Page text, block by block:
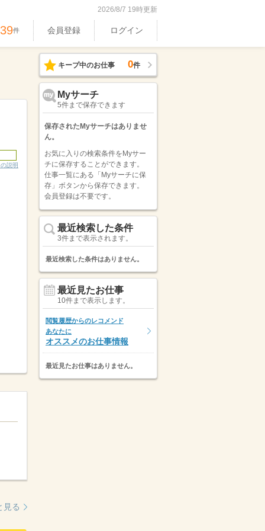
2026/8/7 19時更新
件 会員登録 ログイン
説明
見る
キープ中のお仕事 0件
Myサーチ
5件まで保存できます
保存されたMyサーチはありませ
ん。
お気に入りの検索条件をMyサー
チに保存することができます。
仕事一覧にある「Myサーチに保
存」ボタンから保存できます。
会員登録は不要です。
最近検索した条件
3件まで表示されます。
最近検索した条件はありません。
最近見たお仕事
10件まで表示します。
閲覧履歴からのレコメンド
あなたに
オススメのお仕事情報
最近見たお仕事はありません。